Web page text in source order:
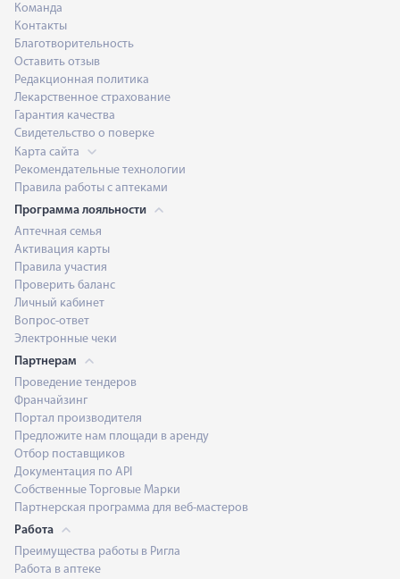
Команда
Контакты
Благотворительность
Оставить отзыв
Редакционная политика
Лекарственное страхование
Гарантия качества
Свидетельство о поверке
Карта сайта
Рекомендательные технологии
Правила работы с аптеками
Программа лояльности
Аптечная семья
Активация карты
Правила участия
Проверить баланс
Личный кабинет
Вопрос-ответ
Электронные чеки
Партнерам
Проведение тендеров
Франчайзинг
Портал производителя
Предложите нам площади в аренду
Отбор поставщиков
Документация по API
Собственные Торговые Марки
Партнерская программа для веб-мастеров
Работа
Преимущества работы в Ригла
Работа в аптеке